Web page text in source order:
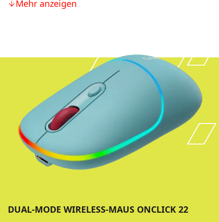
Mehr anzeigen
DUAL-MODE WIRELESS-MAUS ONCLICK 22